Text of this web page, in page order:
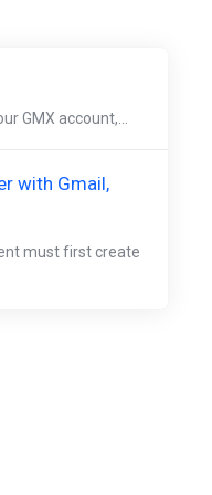
GMX account,...
with Gmail,
must first create